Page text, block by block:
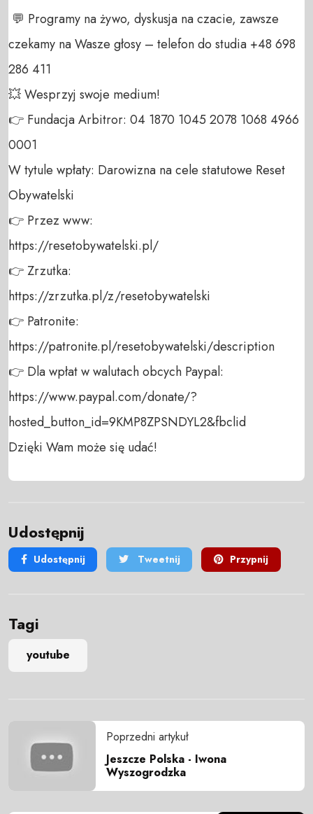
czekamy na Wasze głosy – telefon do studia +48 698
286 411
💥 Wesprzyj swoje medium!
👉 Fundacja Arbitror: 04 1870 1045 2078 1068 4966
0001
W tytule wpłaty: Darowizna na cele statutowe Reset
Obywatelski
👉 Przez www:
https://resetobywatelski.pl/
👉 Zrzutka:
https://zrzutka.pl/z/resetobywatelski
👉 Patronite:
https://patronite.pl/resetobywatelski/description
👉 Dla wpłat w walutach obcych Paypal:
https://www.paypal.com/donate/?
hosted_button_id=9KMP8ZPSNDYL2&fbclid
Dzięki Wam może się udać!
Udostępnij
Udostępnij Tweetnij Przypnij
Tagi
youtube
Poprzedni artykuł
Jeszcze Polska - Iwona
Wyszogrodzka